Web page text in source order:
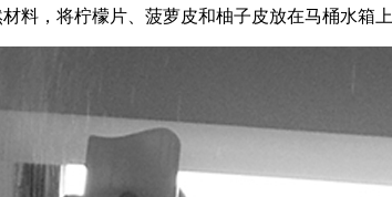
料，将柠檬片、菠萝皮和柚子皮放在马桶水箱上